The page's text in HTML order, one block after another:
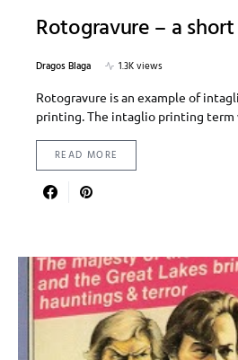
Rotogravure – a
Dragos Blaga
1.3K views
Rotogravure is an example of
printing. The intaglio printing
READ MORE